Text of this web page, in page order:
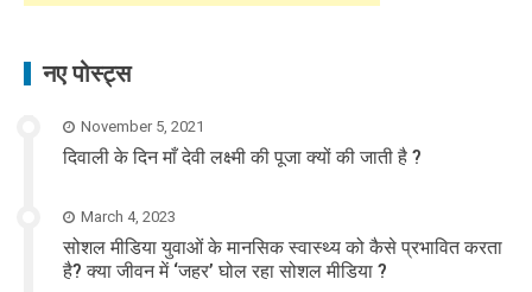
नए पोस्ट्स
November 5, 2021
दिवाली के दिन माँ देवी लक्ष्मी की पूजा क्यों की जाती है ?
March 4, 2023
सोशल मीडिया युवाओं के मानसिक स्वास्थ्य को कैसे प्रभावित करता
है? क्या जीवन में ‘जहर’ घोल रहा सोशल मीडिया ?